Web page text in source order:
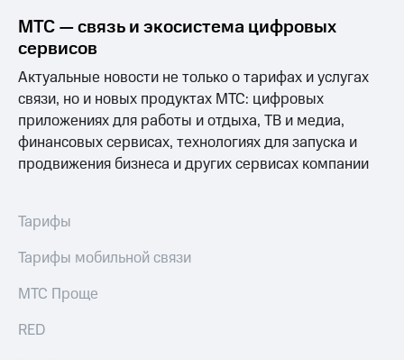
МТС — связь и экосистема цифровых
сервисов
Актуальные новости не только о тарифах и услугах
связи, но и новых продуктах МТС: цифровых
приложениях для работы и отдыха, ТВ и медиа,
финансовых сервисах, технологиях для запуска и
продвижения бизнеса и других сервисах компании
Тарифы
Тарифы мобильной связи
МТС Проще
RED